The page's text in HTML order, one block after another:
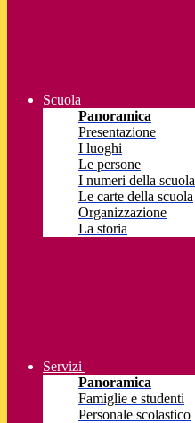
Scuola
Panoramica
Presentazione
I luoghi
Le persone
I numeri della scuola
Le carte della scuola
Organizzazione
La storia
Servizi
Panoramica
Famiglie e studenti
Personale scolastico